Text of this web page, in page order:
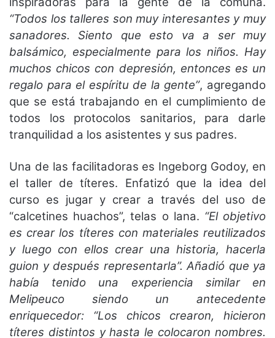
“Todos los talleres son muy interesantes y muy
sanadores. Siento que esto va a ser muy
balsámico, especialmente para los niños. Hay
muchos chicos con depresión, entonces es un
regalo para el espíritu de la gente”, agregando
que se está trabajando en el cumplimiento de
todos los protocolos sanitarios, para darle
tranquilidad a los asistentes y sus padres.
Una de las facilitadoras es Ingeborg Godoy, en
el taller de títeres. Enfatizó que la idea del
curso es jugar y crear a través del uso de
“calcetines huachos”, telas o lana. “El objetivo
es crear los títeres con materiales reutilizados
y luego con ellos crear una historia, hacerla
guion y después representarla”. Añadió que ya
había tenido una experiencia similar en
Melipeuco siendo un antecedente
enriquecedor: “Los chicos crearon, hicieron
títeres distintos y hasta le colocaron nombres.